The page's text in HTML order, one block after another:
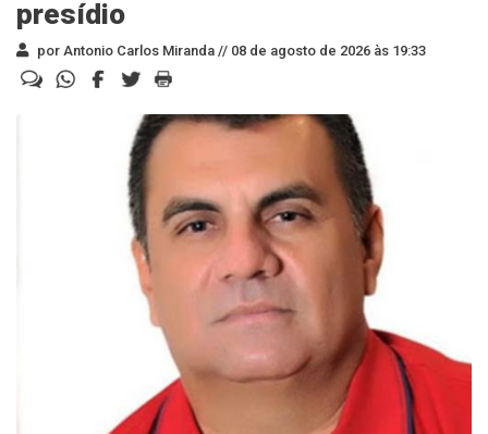
presídio
por Antonio Carlos Miranda // 08 de agosto de 2026 às 19:33